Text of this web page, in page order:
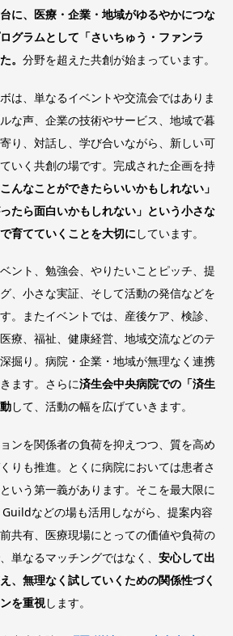
に、医療・企業・地域がゆるやかにつな
グラムとして「さいちゅう・ファンラ
。 分野を超えた共創が始まっています。
は、単なるイベントや交流会ではありま
な声、企業の技術やサービス、地域で暮
り、対話し、学び合いながら、新しい可
いく共創の場です。完成された企画を持
こんなことができたらいいかもしれない」
たら面白いかもしれない」という小さな
育てていくことを大切に しています。
ント、勉強会、やりたいことピッチ、提
、小さな実証、そして活動の発信などを
。またイベントでは、産後ケア、検診、
療、福祉、健康経営、地域交流などのテ
掘り。病院・企業・地域が無理なく連携
ます。さらに済生会中央病院での「済生
して、活動の幅を広げていきます。
ンを関係者の負荷を抑えつつ、質を高め
りも推進。とくに病院においては患者さ
いう第一義があります。そこを最大限に
などの場も活用しながら、提案内容
共有、医療現場にとっての価値や負荷の
単なるマッチングではなく、 安心して出
、無理なく試していくための関係性づく
を重視します。